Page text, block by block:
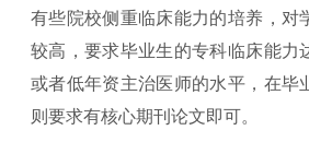
有些院校侧重临床能力的培养，对
较高，要求毕业生的专科临床能力
或者低年资主治医师的水平，在毕
则要求有核心期刊论文即可。